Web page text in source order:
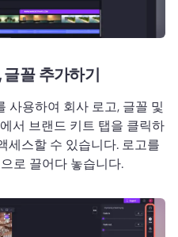
꼴 추가하기
사용하여 회사 로고, 글꼴 및
서 브랜드 키트 탭을 클릭하
세스할 수 있습니다. 로고를
로 끌어다 놓습니다.